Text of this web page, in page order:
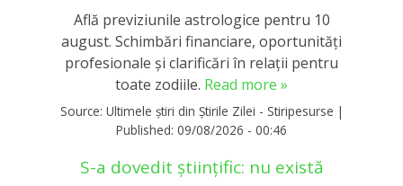
Află previziunile astrologice pentru 10
august. Schimbări financiare, oportunități
profesionale și clarificări în relații pentru
toate zodiile. Read more »
Source: Ultimele știri din Știrile Zilei - Stiripesurse |
Published: 09/08/2026 - 00:46
S-a dovedit științific: nu există